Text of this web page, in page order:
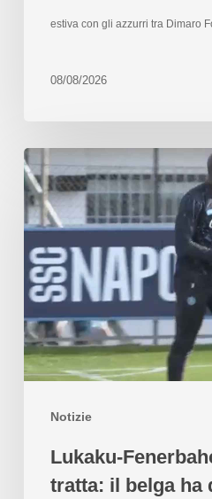
estiva con gli azzurri tra Dimaro
08/08/2026
Notizie
Lukaku-
tratta: il belga ha